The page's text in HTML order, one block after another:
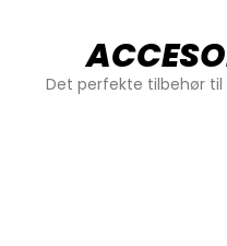
Det perfekte tilbehør til